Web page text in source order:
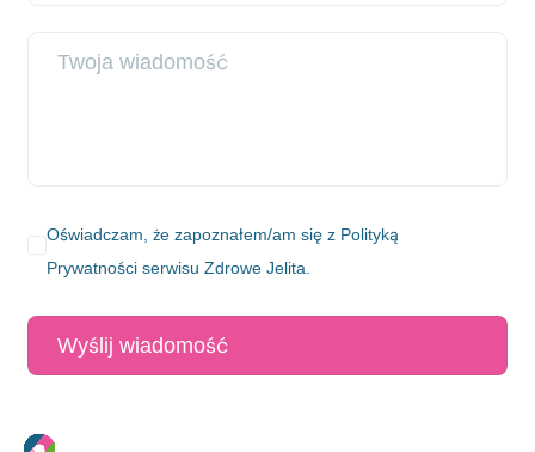
Oświadczam, że zapoznałem/am się z Polityką
Prywatności serwisu Zdrowe Jelita.
8/20
SPRAWDŹ
6, 50-541 Wrocław –
Curie 3 lok.66-67
47/7
21/14,